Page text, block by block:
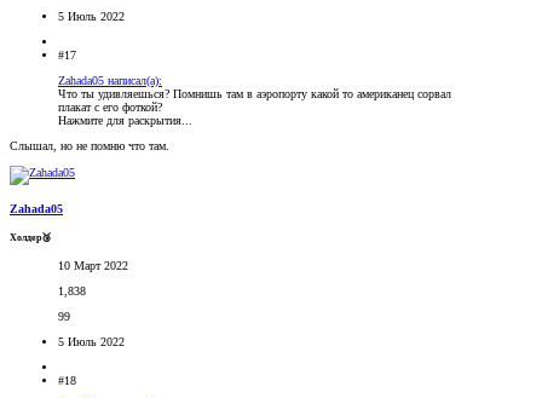
5 Июль 2022
#17
Zahada05 написал(а):
Что ты удивляешься? Помнишь там в аэропорту какой то американец сорвал
плакат с его фоткой?
Нажмите для раскрытия...
Слышал, но не помню что там.
Zahada05
Холдер🥉
10 Март 2022
1,838
99
5 Июль 2022
#18